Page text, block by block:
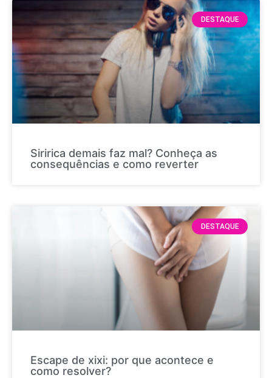
DESTAQUE
Siririca demais faz mal? Conheça as
consequências e como reverter
DESTAQUE
Escape de xixi: por que acontece e
como resolver?